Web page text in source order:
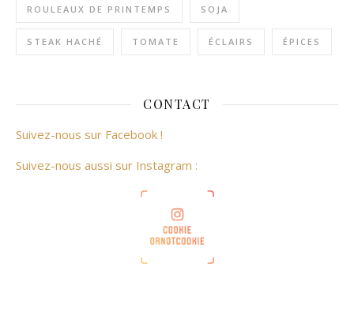
ROULEAUX DE PRINTEMPS SOJA
STEAK HACHÉ TOMATE ÉCLAIRS ÉPICES
CONTACT
Suivez-nous sur Facebook !
Suivez-nous aussi sur Instagram :